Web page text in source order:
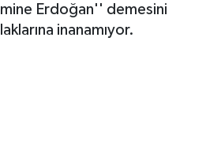
Erdoğan'' demesini
inanamıyor.